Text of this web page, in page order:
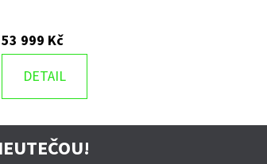
53 999 Kč
DETAIL